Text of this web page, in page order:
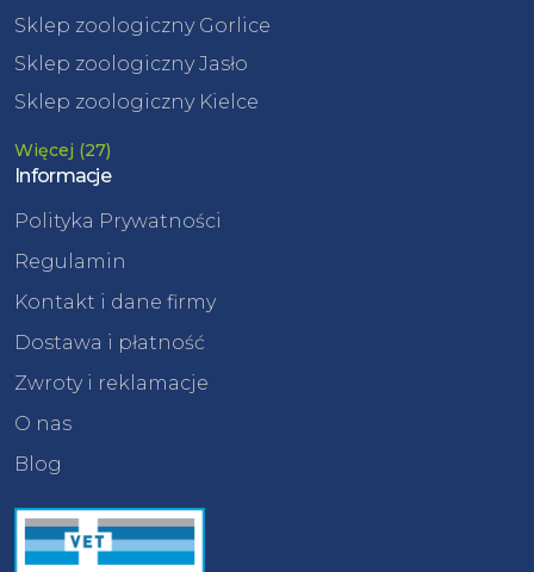
Sklep zoologiczny Gorlice
Sklep zoologiczny Jasło
Sklep zoologiczny Kielce
Więcej (27)
Informacje
Polityka Prywatności
Regulamin
Kontakt i dane firmy
Dostawa i płatność
Zwroty i reklamacje
O nas
Blog